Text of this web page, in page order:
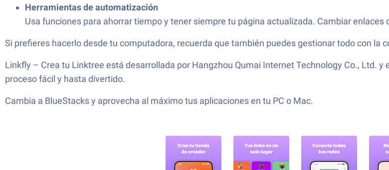
Herramientas de automatización
Usa funciones para ahorrar tiempo y tener siempre tu página actualizada. Cambiar
Si prefieres hacerlo desde tu computadora, recuerda que también puedes gestionar todo con la
Linkfly – Crea tu Linktree está desarrollada por Hangzhou Qumai Internet Technology Co., Ltd.
proceso fácil y hasta divertido.
Cambia a BlueStacks y aprovecha al máximo tus aplicaciones en tu PC o Mac.